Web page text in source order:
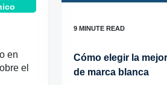
en
el
Cómo elegir la
de marca blanca